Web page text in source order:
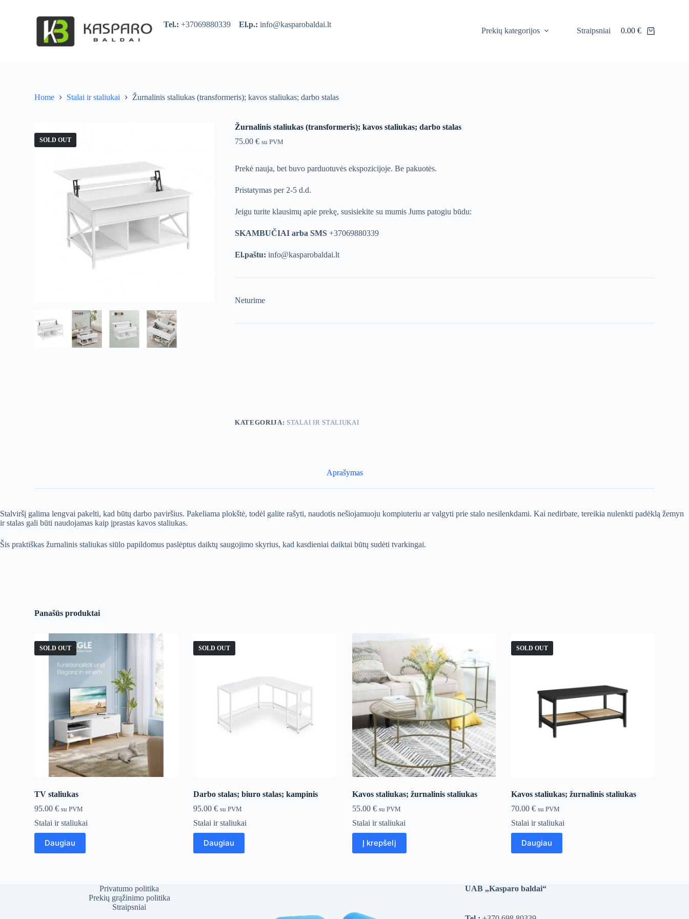
Tel.:+37069880339El.p.:info@kasparobaldai.lt
Prekių kategorijos Straipsniai
Shopping
0.00 €
Home Stalai ir staliukai Žurnalinis staliukas (transformeris); kavos staliukas; darbo stalas
SOLD OUT
Žurnalinis staliukas (transformeris); kavos staliukas; darbo stalas
75.00€ su PVM
Prekė nauja, bet buvo parduotuvės ekspozicijoje. Be pakuotės.
Pristatymas per 2-5 d.d.
Jeigu turite klausimų apie prekę, susisiekite su mumis Jums patogiu būdu:
SKAMBUČIAI arba SMS +37069880339
El.paštu: info@kasparobaldai.lt
Neturime
KATEGORIJA: STALAI IR STALIUKAI
Aprašymas
Stalviršį galima lengvai pakelti, kad būtų darbo paviršius. Pakeliama plokštė, todėl galite rašyti, naudotis nešiojamuoju kompiuteriu ar valgyti prie stalo nesilenkdami. Kai nedirbate, tereikia nulenkti padėklą žemyn
ir stalas gali būti naudojamas kaip įprastas kavos staliukas.
Šis praktiškas žurnalinis staliukas siūlo papildomus paslėptus daiktų saugojimo skyrius, kad kasdieniai daiktai būtų sudėti tvarkingai.
Panašūs produktai
SOLD OUT
TV staliukas
95.00€ su PVM
Stalai ir staliukai
Daugiau
SOLD OUT
Darbo stalas; biuro stalas; kampinis
95.00€ su PVM
Stalai ir staliukai
Daugiau
Kavos staliukas; žurnalinis staliukas
55.00 € su PVM
Stalai ir staliukai
Į krepšelį
SOLD OUT
Kavos staliukas; žurnalinis staliukas
70.00 € su PVM
Stalai ir staliukai
Daugiau
Privatumo politika
Prekių grąžinimo politika
Straipsniai
UAB „Kasparo baldai“